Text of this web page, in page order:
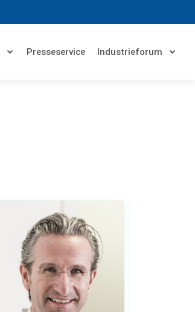
Presseservice Industrieforum